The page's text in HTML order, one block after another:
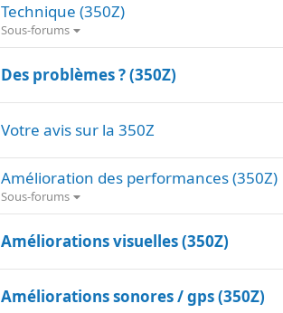
Technique (350Z)
Sous-forums
Des problèmes ? (350Z)
Votre avis sur la 350Z
Amélioration des performances (350Z)
Sous-forums
Améliorations visuelles (350Z)
Améliorations sonores / gps (350Z)